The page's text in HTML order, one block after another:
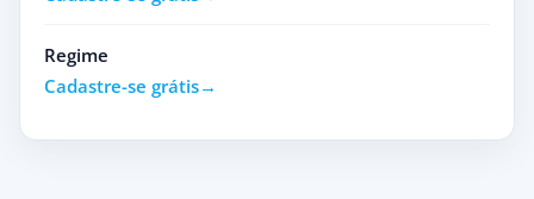
Regime
Cadastre-se grátis